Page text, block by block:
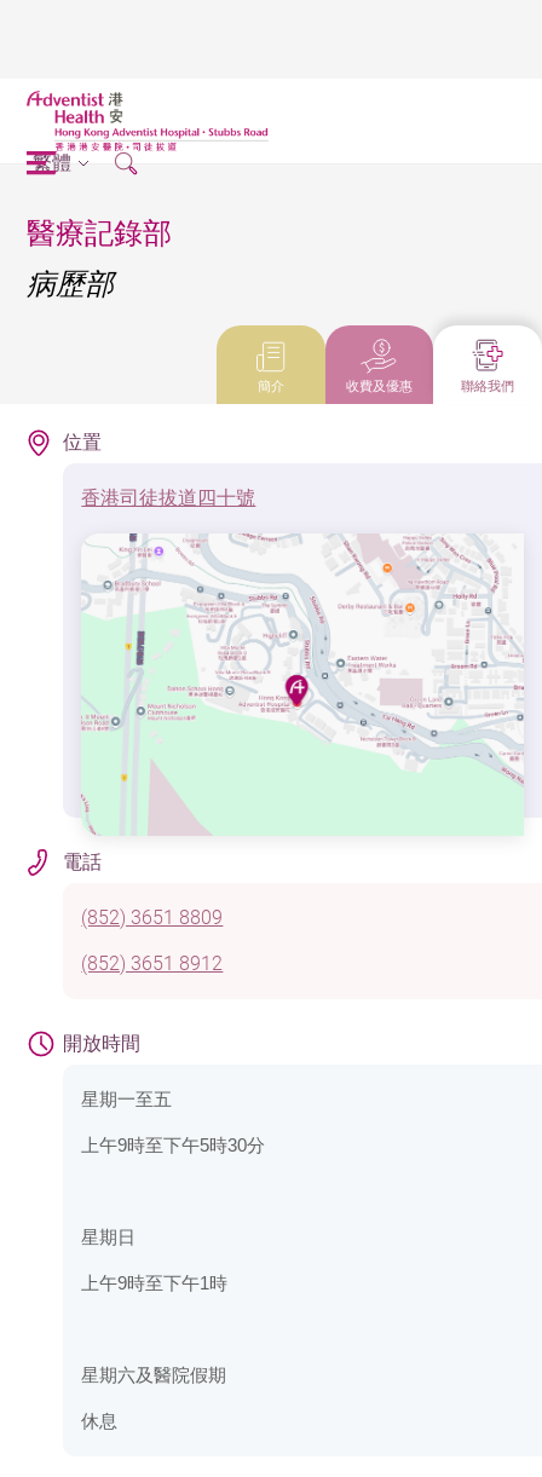
繁體
醫療記錄部
病歷部
簡介 收費及優惠 聯絡我們
位置
香港司徒拔道四十號
電話
(852) 3651 8809
(852) 3651 8912
開放時間
星期一至五
上午9時至下午5時30分
星期日
上午9時至下午1時
星期六及醫院假期
休息